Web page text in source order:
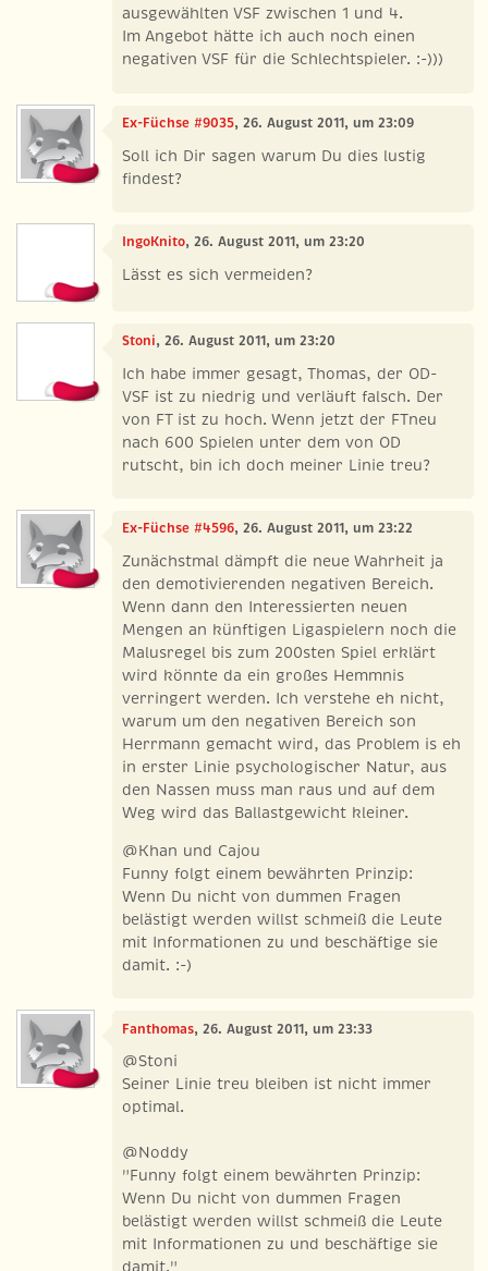
ausgewählten VSF zwischen 1 und 4.
Im Angebot hätte ich auch noch einen
negativen VSF für die Schlechtspieler. :-)))
Ex-Füchse #9035, 26. August 2011, um 23:09
Soll ich Dir sagen warum Du dies lustig
findest?
IngoKnito, 26. August 2011, um 23:20
Lässt es sich vermeiden?
Stoni, 26. August 2011, um 23:20
Ich habe immer gesagt, Thomas, der OD-
VSF ist zu niedrig und verläuft falsch. Der
von FT ist zu hoch. Wenn jetzt der FTneu
nach 600 Spielen unter dem von OD
rutscht, bin ich doch meiner Linie treu?
Ex-Füchse #4596, 26. August 2011, um 23:22
Zunächstmal dämpft die neue Wahrheit ja
den demotivierenden negativen Bereich.
Wenn dann den Interessierten neuen
Mengen an künftigen Ligaspielern noch die
Malusregel bis zum 200sten Spiel erklärt
wird könnte da ein großes Hemmnis
verringert werden. Ich verstehe eh nicht,
warum um den negativen Bereich son
Herrmann gemacht wird, das Problem is eh
in erster Linie psychologischer Natur, aus
den Nassen muss man raus und auf dem
Weg wird das Ballastgewicht kleiner.
@Khan und Cajou
Funny folgt einem bewährten Prinzip:
Wenn Du nicht von dummen Fragen
belästigt werden willst schmeiß die Leute
mit Informationen zu und beschäftige sie
damit. :-)
Fanthomas, 26. August 2011, um 23:33
@Stoni
Seiner Linie treu bleiben ist nicht immer
optimal.
@Noddy
"Funny folgt einem bewährten Prinzip:
Wenn Du nicht von dummen Fragen
belästigt werden willst schmeiß die Leute
mit Informationen zu und beschäftige sie
damit."